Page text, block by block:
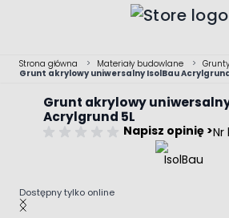
Strona główna > Materiały budowlane > Grunty
Grunt akrylowy uniwersalny IsolBau
Grunt akrylowy
Acrylgrund 5L
Napisz opinię >Nr
Dostępny tylko online
Main image
Click to view image in fullscreen